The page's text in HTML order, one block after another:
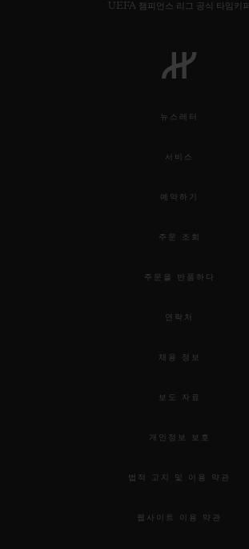
UEFA 챔피언스 리그 공식 타임키퍼
뉴스레터
서비스
예약하기
주문 조회
주문을 반품하다
연락처
채용 정보
보도 자료
개인정보 보호
법적 고지 및 이용 약관
웹사이트 이용 약관